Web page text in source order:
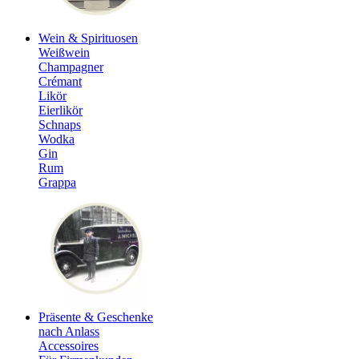
Wein & Spirituosen
Weißwein
Champagner
Crémant
Likör
Eierlikör
Schnaps
Wodka
Gin
Rum
Grappa
Präsente & Geschenke
nach Anlass
Accessoires